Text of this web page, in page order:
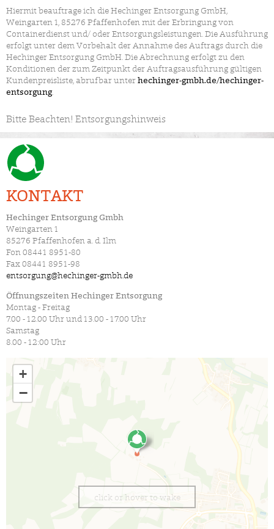
Hiermit beauftrage ich die Hechinger Entsorgung GmbH,
Weingarten 1, 85276 Pfaffenhofen mit der Erbringung von
Containerdienst und/ oder Entsorgungsleistungen. Die Ausführung
erfolgt unter dem Vorbehalt der Annahme des Auftrags durch die
Hechinger Entsorgung GmbH. Die Abrechnung erfolgt zu den
Konditionen der zum Zeitpunkt der Auftragsausführung gültigen
Kundenpreisliste, abrufbar unterhechinger-gmbh.de/hechinger-
entsorgung.
Bitte Beachten! Entsorgungshinweis
KONTAKT
Hechinger Entsorgung Gmbh
Weingarten 1
85276 Pfaffenhofen a. d. Ilm
Fon 08441 8951-80
Fax 08441 8951-98
entsorgung@hechinger-gmbh.de
Öffnungszeiten Hechinger Entsorgung
Montag - Freitag
7.00 - 12.00 Uhr und 13.00 - 17.00 Uhr
Samstag
8.00 - 12:00 Uhr
+
−
click or hover to wake